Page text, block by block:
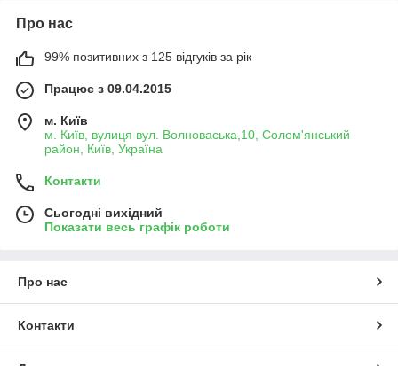
Про нас
99% позитивних з 125 відгуків за рік
Працює з 09.04.2015
м. Київ
м. Київ, вулиця вул. Волноваська,10, Солом'янський
район, Київ, Україна
Контакти
Сьогодні вихідний
Показати весь графік роботи
Про нас
Контакти